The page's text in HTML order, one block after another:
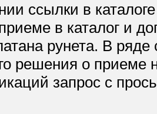
ссылки в
в каталог и
рунета. В
решения о приеме
запрос с